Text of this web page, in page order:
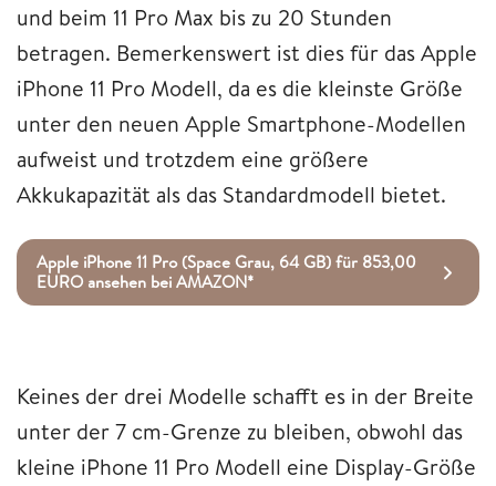
und beim 11 Pro Max bis zu 20 Stunden
betragen. Bemerkenswert ist dies für das Apple
iPhone 11 Pro Modell, da es die kleinste Größe
unter den neuen Apple Smartphone-Modellen
aufweist und trotzdem eine größere
Akkukapazität als das Standardmodell bietet.
Apple iPhone 11 Pro (Space Grau, 64 GB) für 853,00
EURO ansehen bei AMAZON*
Keines der drei Modelle schafft es in der Breite
unter der 7 cm-Grenze zu bleiben, obwohl das
kleine iPhone 11 Pro Modell eine Display-Größe